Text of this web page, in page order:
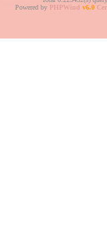
Powered by PHPWind v6.0